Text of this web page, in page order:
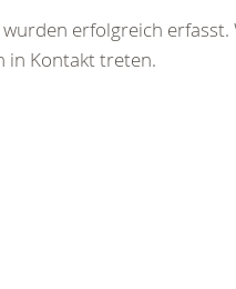
erfolgreich
in Kontakt treten.